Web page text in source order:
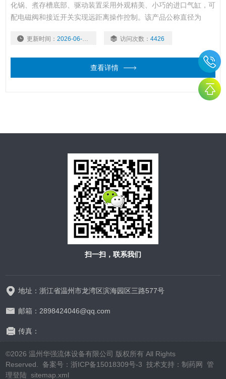
化锅、煮存槽底部、驱动装置采用外观精美、小巧的进口气缸，可
配电磁阀和接近开关实现远距离操作控制。该产品公称直径为
更新时间： 2026-06-16 访问次数： 4426
查看详情
扫一扫，联系我们
地址：浙江省温州市龙湾区滨海园区三路577号
邮箱：2898424046@qq.com
传真：
©2026 温州华强流体设备有限公司 版权所有 All Rights
Reserved. 备案号：浙ICP备15018309号-3 技术支持：制药网
管
理登陆 sitemap.xml